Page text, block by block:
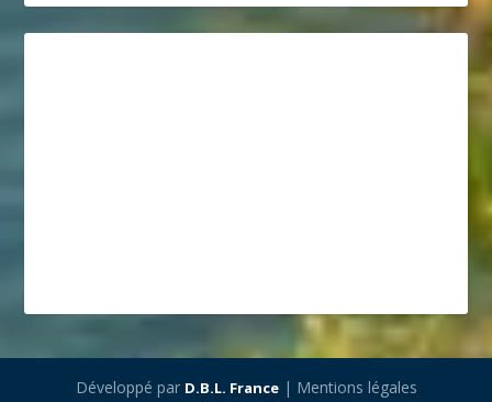
Développé par D.B.L. France| Mentions légales